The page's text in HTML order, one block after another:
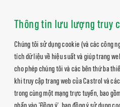
Thông tin lưu lượng truy
Chúng tôi sử dụng cookie (và các công
tích dữ liệu về hiệu suất và giúp trang
cho phép chúng tôi và các bên thứ ba
khi truy cập trang web của Castrol và
trong cùng một mạng trực tuyến, bao